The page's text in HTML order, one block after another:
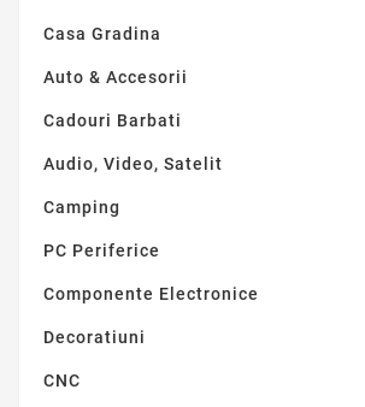
Casa Gradina
Auto & Accesorii
Cadouri Barbati
Audio, Video, Satelit
Camping
PC Periferice
Componente Electronice
Decoratiuni
CNC